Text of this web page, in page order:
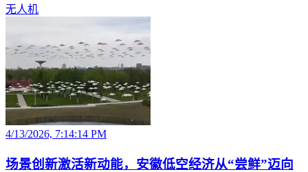
无人机
4/13/2026, 7:14:14 PM
场景创新激活新动能，安徽低空经济从“尝鲜”迈向